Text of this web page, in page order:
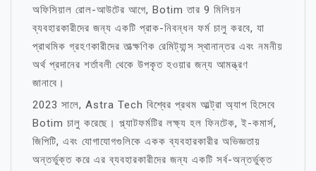
অফিসিয়াল রোল-আউটের আগে, Botim তার 9 মিলিয়ন
ব্যবহারকারীদের জন্য একটি প্রাক-নিবন্ধন ফর্ম চালু করবে, যা
প্রাথমিক গ্রহণকারীদের তাত্ক্ষণিক রেমিট্যান্স স্থানান্তর এবং নমনীয়
অর্থ প্রদানের শর্তাবলী থেকে উপকৃত হওয়ার জন্য আমন্ত্রণ
জানাবে।
2023 সালে, Astra Tech বিশ্বের প্রথম আল্ট্রা অ্যাপ হিসেবে
Botim চালু করেছে। প্ল্যাটফর্মটির লক্ষ্য হল ফিনটেক, ই-কমার্স,
জিপিটি, এবং যোগাযোগগুলিকে একক ব্যবহারকারীর অভিজ্ঞতায়
অন্তর্ভুক্ত করে এর ব্যবহারকারীদের জন্য একটি সর্ব-অন্তর্ভুক্ত